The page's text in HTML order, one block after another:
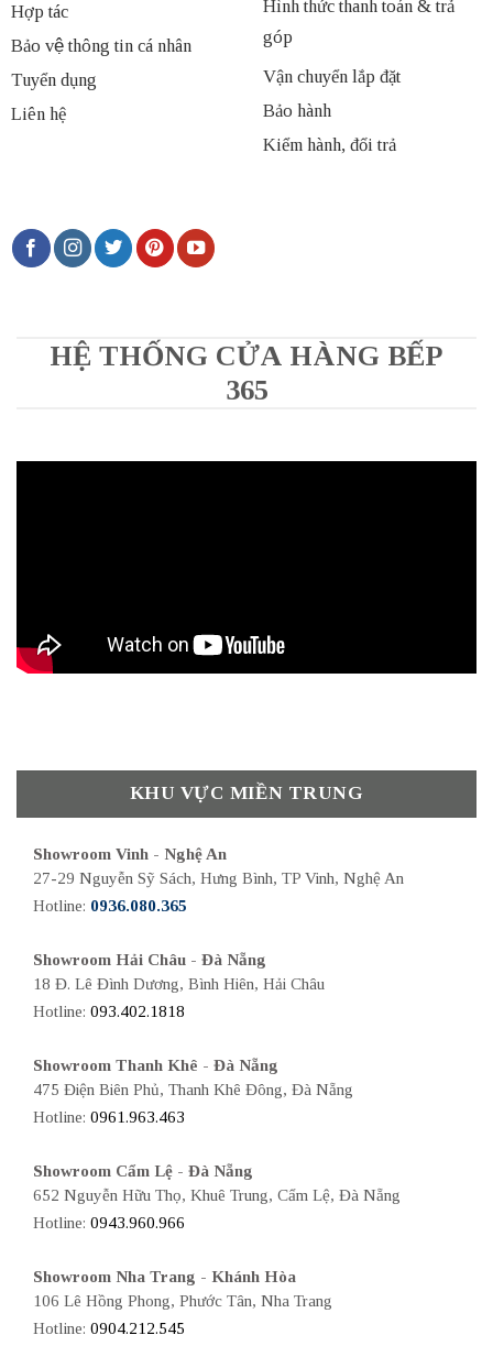
Hợp tác
Bảo vệ thông tin cá nhân
Tuyển dụng
Liên hệ
Hình thức thanh toán & trả
góp
Vận chuyển lắp đặt
Bảo hành
Kiểm hành, đổi trả
HỆ THỐNG CỬA HÀNG BẾP
365
KHU VỰC MIỀN TRUNG
Showroom Vinh - Nghệ An
27-29 Nguyễn Sỹ Sách, Hưng Bình, TP Vinh, Nghệ An
Hotline: 0936.080.365
Showroom Hải Châu - Đà Nẵng
18 Đ. Lê Đình Dương, Bình Hiên, Hải Châu
Hotline: 093.402.1818
Showroom Thanh Khê - Đà Nẵng
475 Điện Biên Phủ, Thanh Khê Đông, Đà Nẵng
Hotline: 0961.963.463
Showroom Cẩm Lệ - Đà Nẵng
652 Nguyễn Hữu Thọ, Khuê Trung, Cẩm Lệ, Đà Nẵng
Hotline: 0943.960.966
Showroom Nha Trang - Khánh Hòa
106 Lê Hồng Phong, Phước Tân, Nha Trang
Hotline: 0904.212.545